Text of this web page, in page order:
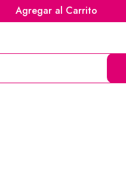
Agregar al Carrito